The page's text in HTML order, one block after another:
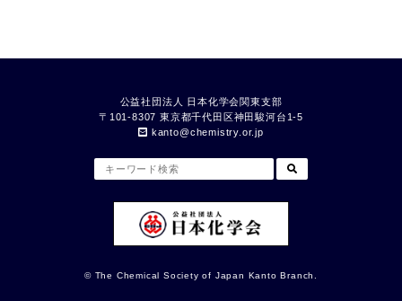
公益社団法人 日本化学会関東支部
〒101-8307 東京都千代⽥区神⽥駿河台1-5
kanto
chemistry.or.jp
© The Chemical Society of Japan Kanto Branch.